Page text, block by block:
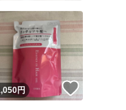
！
円